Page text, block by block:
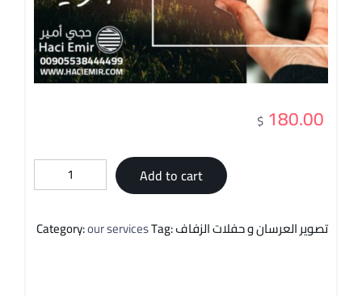
$ 180.00
Add to cart
Category:our servicesTag:تصوير العرسان و حفلات الزفاف